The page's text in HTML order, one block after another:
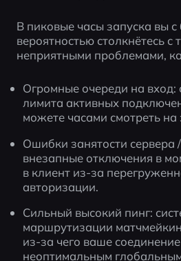
В пиковые часы запуска вы
вероятностью столкнётесь с
неприятными проблемами,
Огромные очереди на вход:
лимита активных
можете часами смотреть
Ошибки занятости сервера
внезапные отключения в
в клиент из-за
авторизации.
Сильный высокий пинг:
маршрутизации
из-за чего ваше
неоптимальным